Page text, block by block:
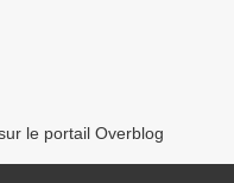
le portail Overblog